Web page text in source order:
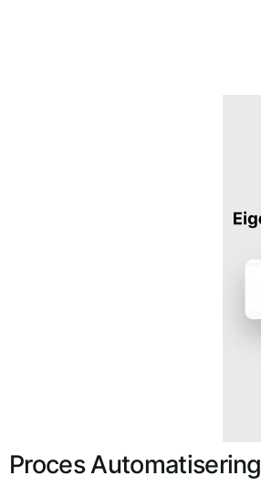
Proces Automatisering